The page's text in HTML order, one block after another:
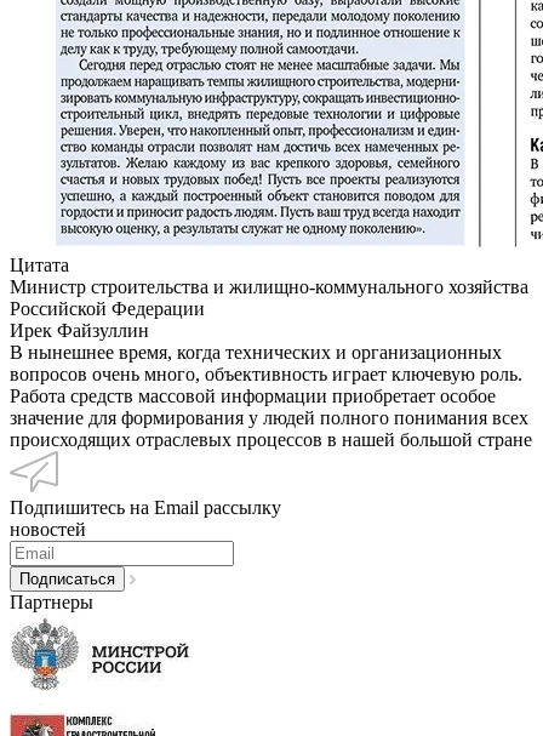
Цитата
Министр строительства и жилищно-коммунального хозяйства
Российской Федерации
Ирек Файзуллин
В нынешнее время, когда технических и организационных
вопросов очень много, объективность играет ключевую роль.
Работа средств массовой информации приобретает особое
значение для формирования у людей полного понимания всех
происходящих отраслевых процессов в нашей большой стране
Подпишитесь на Email рассылку
новостей
Партнеры